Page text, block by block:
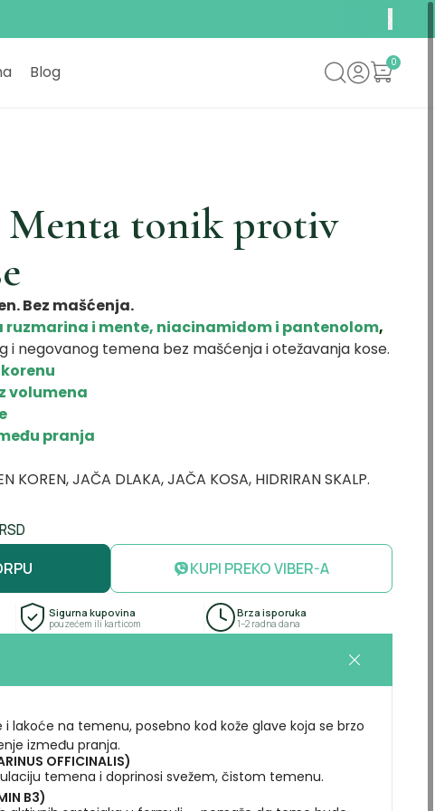
Blog 0
Menta tonik protiv
Bez mašćenja.
i mente, niacinamidom i pantenolom,
i negovanog temena bez mašćenja i otežavanja kose.
volumena
pranja
KOREN, JAČA DLAKA, JAČA KOSA, HIDRIRAN SKALP.
RSD
KUPI PREKO VIBER-A
Sigurna kupovina
pouzećem ili karticom
Brza isporuka
1–2 radna dana
i lakoće na temenu, posebno kod kože glave koja se brzo
između pranja.
OFFICINALIS)
temena i doprinosi svežem, čistom temenu.
B3)